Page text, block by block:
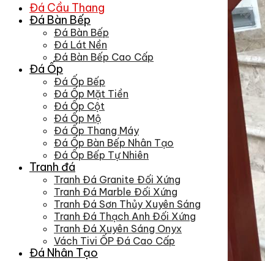
Đá Cầu Thang
Đá Bàn Bếp
Đá Bàn Bếp
Đá Lát Nền
Đá Bàn Bếp Cao Cấp
Đá Ốp
Đá Ốp Bếp
Đá Ốp Mặt Tiền
Đá Ốp Cột
Đá Ốp Mộ
Đá Ốp Thang Máy
Đá Ốp Bàn Bếp Nhân Tạo
Đá Ốp Bếp Tự Nhiên
Tranh đá
Tranh Đá Granite Đối Xứng
Tranh Đá Marble Đối Xứng
Tranh Đá Sơn Thủy Xuyên Sáng
Tranh Đá Thạch Anh Đối Xứng
Tranh Đá Xuyên Sáng Onyx
Vách Tivi ỐP Đá Cao Cấp
Đá Nhân Tạo